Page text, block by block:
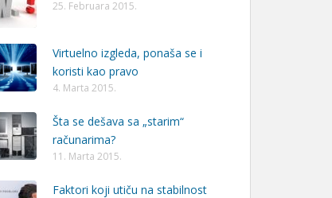
25. Februara 2015.
Virtuelno izgleda, ponaša se i
koristi kao pravo
4. Marta 2015.
Šta se dešava sa „starim“
računarima?
11. Marta 2015.
Faktori koji utiču na stabilnost